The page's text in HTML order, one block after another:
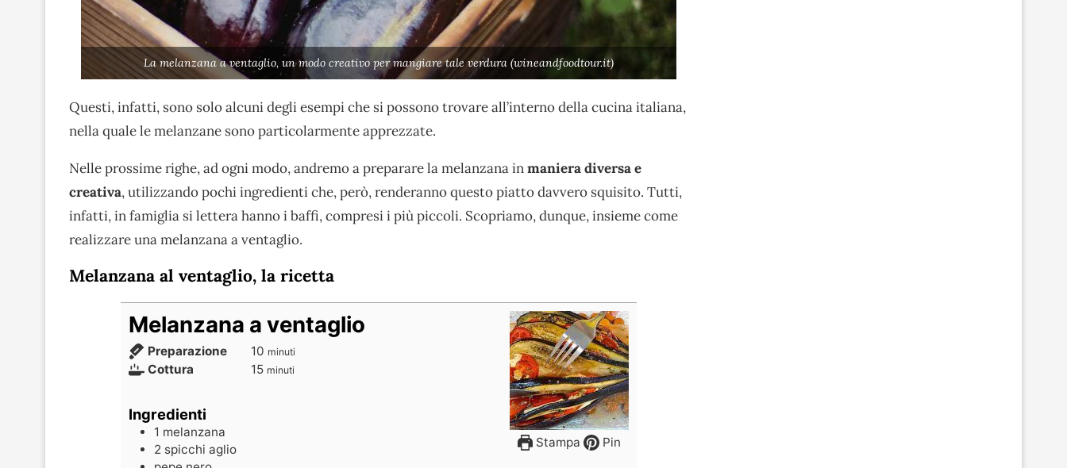
La melanzana a ventaglio, un modo creativo per mangiare tale verdura (wineandfoodtour.it)
Questi, infatti, sono solo alcuni degli esempi che si possono trovare all’interno della cucina italiana,
nella quale le melanzane sono particolarmente apprezzate.
Nelle prossime righe, ad ogni modo, andremo a preparare la melanzana inmaniera diversa e
creativa, utilizzando pochi ingredienti che, però, renderanno questo piatto davvero squisito. Tutti,
infatti, in famiglia si lettera hanno i baffi, compresi i più piccoli. Scopriamo, dunque, insieme come
realizzare una melanzana a ventaglio.
Melanzana al ventaglio, la ricetta
Stampa Pin
Melanzana a ventaglio
Preparazione 10 minuti
Cottura 15 minuti
Ingredienti
1 melanzana
2 spicchi aglio